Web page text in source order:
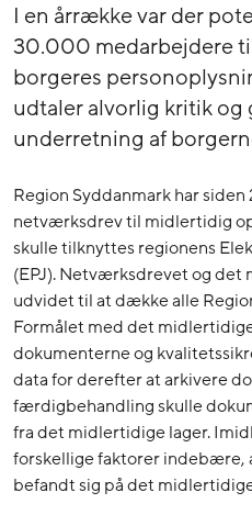
I en årrække var der
30.000 medarbejdere
borgeres
udtaler alvorlig kritik og
underretning af
Region Syddanmark har
netværksdrev til midlertidig
skulle tilknyttes regionens
(EPJ). Netværksdrevet og det
udvidet til at dække alle
Formålet med det
dokumenterne og
data for derefter at arkivere
færdigbehandling skulle
fra det midlertidige lager.
forskellige faktorer indebære,
befandt sig på det